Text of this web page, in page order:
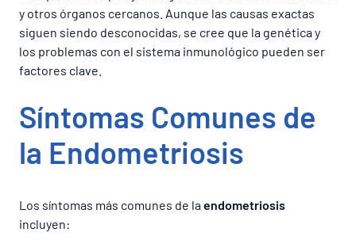
y otros órganos cercanos. Aunque las causas exactas
siguen siendo desconocidas, se cree que la genética y
los problemas con el sistema inmunológico pueden ser
factores clave.
Síntomas Comunes de
la Endometriosis
Los síntomas más comunes de laendometriosis
incluyen: